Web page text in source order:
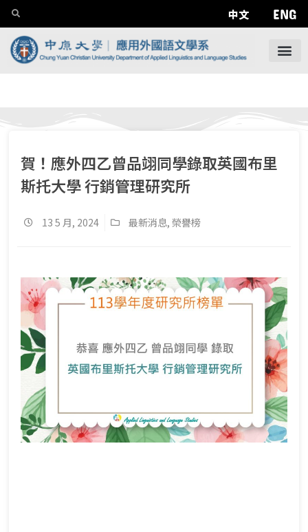
中文 ENG
賀！應外四乙曾品翊同學錄取英國布里
斯托大學 行銷管理研究所
13 5 月, 2024 最新消息, 榮譽榜